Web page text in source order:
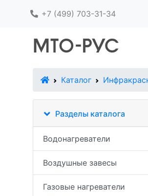
+7 (499) 703-31-34
В начало
Каталог
Разделы каталога
Водонагреватели
Воздушные завесы
Газовые нагреватели